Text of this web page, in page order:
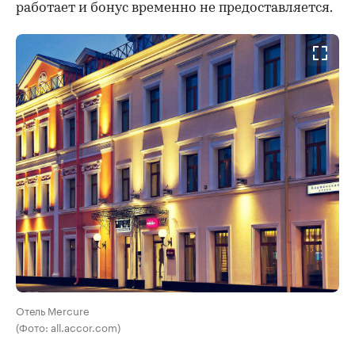
работает и бонус временно не предоставляется.
Отель Mercure
(Фото: all.accor.com)